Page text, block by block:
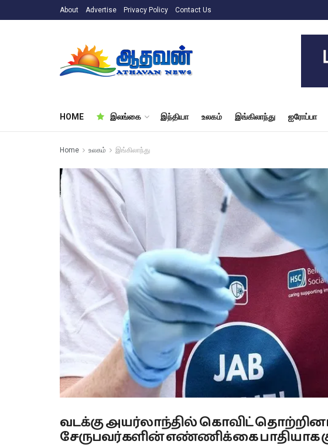
About Advertise Privacy Policy Contact Us
HOME இலங்கை இந்தியா உலகம் இங்கிலாந்து ஐரோப்பா
Home உலகம் இங்கிலாந்து
வடக்கு அயர்லாந்தில் கொவிட்
சேருபவர்களின் எண்ணிக்கை பாதியாக